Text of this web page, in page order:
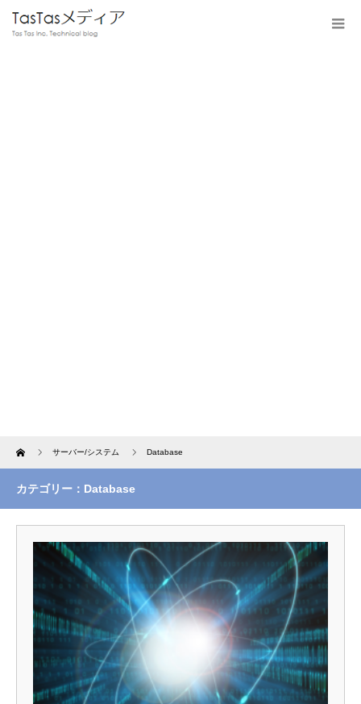
Home サーバー/システム Database
カテゴリー：Database